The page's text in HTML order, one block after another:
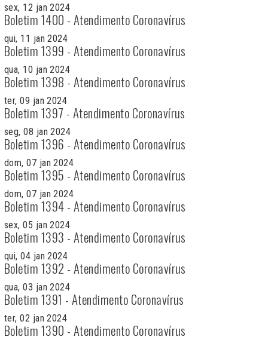
sex, 12 jan 2024
Boletim 1400 - Atendimento Coronavírus
qui, 11 jan 2024
Boletim 1399 - Atendimento Coronavírus
qua, 10 jan 2024
Boletim 1398 - Atendimento Coronavírus
ter, 09 jan 2024
Boletim 1397 - Atendimento Coronavírus
seg, 08 jan 2024
Boletim 1396 - Atendimento Coronavírus
dom, 07 jan 2024
Boletim 1395 - Atendimento Coronavírus
dom, 07 jan 2024
Boletim 1394 - Atendimento Coronavírus
sex, 05 jan 2024
Boletim 1393 - Atendimento Coronavírus
qui, 04 jan 2024
Boletim 1392 - Atendimento Coronavírus
qua, 03 jan 2024
Boletim 1391 - Atendimento Coronavírus
ter, 02 jan 2024
Boletim 1390 - Atendimento Coronavírus